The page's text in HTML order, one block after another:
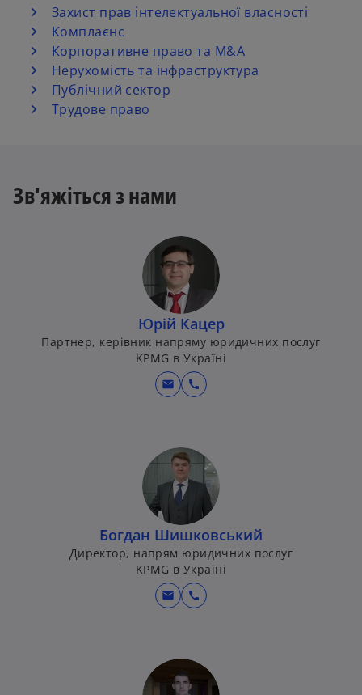
Захист прав інтелектуальної власності
Комплаєнс
Корпоративне право та M&A
Нерухомість та інфраструктура
Публічний сектор
Трудове право
Зв'яжіться з нами
Юрій Кацер
Партнер, керівник напряму юридичних послуг
KPMG в Україні
mail call
Богдан Шишковський
Директор, напрям юридичних послуг
KPMG в Україні
mail call